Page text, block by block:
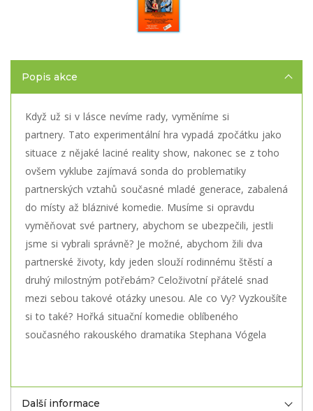
Popis akce
Když už si v lásce nevíme rady, vyměníme si
partnery. Tato experimentální hra vypadá zpočátku jako
situace z nějaké laciné reality show, nakonec se z toho
ovšem vyklube zajímavá sonda do problematiky
partnerských vztahů současné mladé generace, zabalená
do místy až bláznivé komedie. Musíme si opravdu
vyměňovat své partnery, abychom se ubezpečili, jestli
jsme si vybrali správně? Je možné, abychom žili dva
partnerské životy, kdy jeden slouží rodinnému štěstí a
druhý milostným potřebám? Celoživotní přátelé snad
mezi sebou takové otázky unesou. Ale co Vy? Vyzkoušíte
si to také? Hořká situační komedie oblíbeného
současného rakouského dramatika Stephana Vógela
Další informace